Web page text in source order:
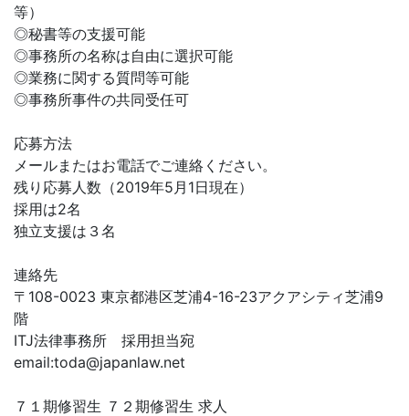
等）
◎秘書等の支援可能
◎事務所の名称は自由に選択可能
◎業務に関する質問等可能
◎事務所事件の共同受任可
応募方法
メールまたはお電話でご連絡ください。
残り応募人数（2019年5月1日現在）
採用は2名
独立支援は３名
連絡先
〒108-0023 東京都港区芝浦4-16-23アクアシティ芝浦9
階
ITJ法律事務所 採用担当宛
email:toda@japanlaw.net
７１期修習生 ７２期修習生 求人